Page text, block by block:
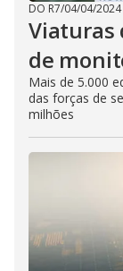
DO R7/04/04/2024
Viaturas
de
Mais de 5.000
das forças de
milhões